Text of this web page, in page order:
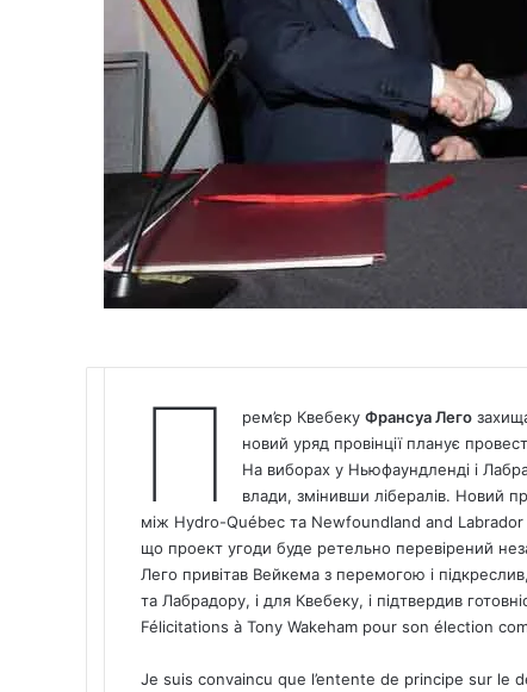
П рем’єр Квебеку Франсуа Лего
новий уряд провінції планує
На виборах у Ньюфаундленді і
влади, змінивши лібералів. Новий
між Hydro-Québec та Newfoundland and Labrador
що проект угоди буде ретельно перевірений
Лего привітав Вейкема з перемогою і
та Лабрадору, і для Квебеку, і підтвердив
Félicitations à Tony Wakeham pour son élection
Je suis convaincu que l’entente de principe sur